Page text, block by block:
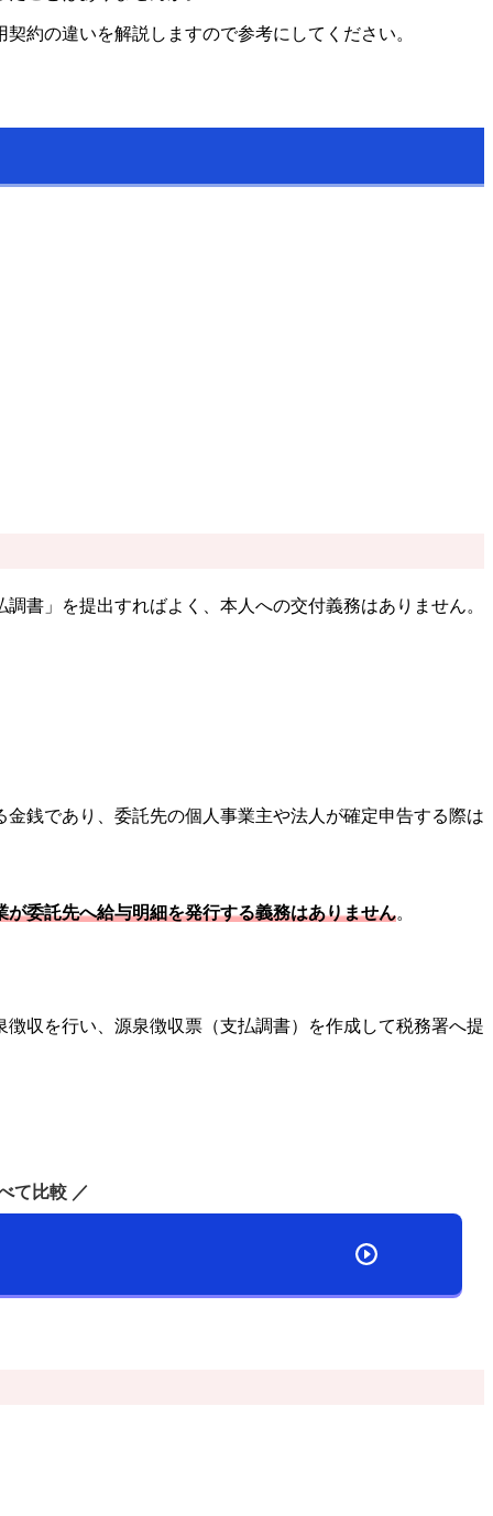
約の違いを解説しますので参考にしてください。
書」を提出すればよく、本人への交付義務はありません。
銭であり、委託先の個人事業主や法人が確定申告する際は
が委託先へ給与明細を発行する義務はありません。
収を行い、源泉徴収票（支払調書）を作成して税務署へ提
て比較 ／